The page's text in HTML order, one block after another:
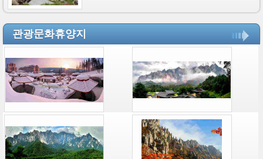
관광문화휴양지